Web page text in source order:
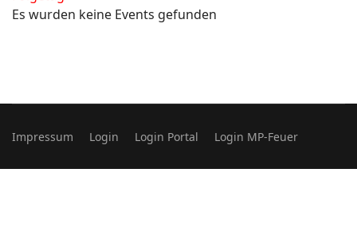
Es wurden keine Events gefunden
Impressum Login Login Portal Login MP-Feuer